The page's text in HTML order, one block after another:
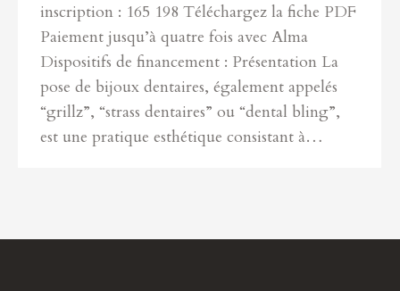
inscription : 165 198 Téléchargez la fiche PDF
Paiement jusqu’à quatre fois avec Alma
Dispositifs de financement : Présentation La
pose de bijoux dentaires, également appelés
“grillz”, “strass dentaires” ou “dental bling”,
est une pratique esthétique consistant à…